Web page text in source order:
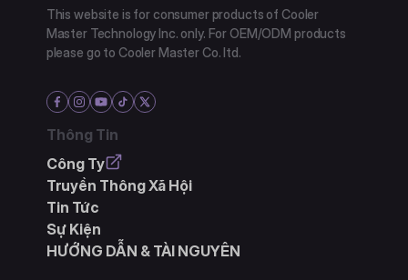
This website is for consumer products of Cooler
Master Technology Inc. only. For OEM/ODM products
please go to Cooler Master Co. ltd.
Thông Tin
Công Ty
Truyền Thông Xã Hội
Tin Tức
Sự Kiện
HƯỚNG DẪN & TÀI NGUYÊN